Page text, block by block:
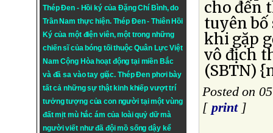
Thép Đen - Hồi ký của Đặng Chí Bình, do
Trần Nam thực hiện. Thép Đen- Thiên Hồi
Ký của một điện viên, một trong những
chiến sĩ của bóng tối thuộc Quân Lực Việt
Nam Cộng Hòa hoạt động tại miền Bắc
và đã sa vào tay giặc. Thép Đen phơi bày
tất cả những sự thật kinh khiếp vượt trí
tưởng tượng của con người tại một vùng
đất mịt mù hắc ám của loài quỷ dữ mà
người viết như đã đội mồ sống dậy kể
cho đến
tuyên
khi gặp
vô địch
(SBTN)
Posted on
[ print]